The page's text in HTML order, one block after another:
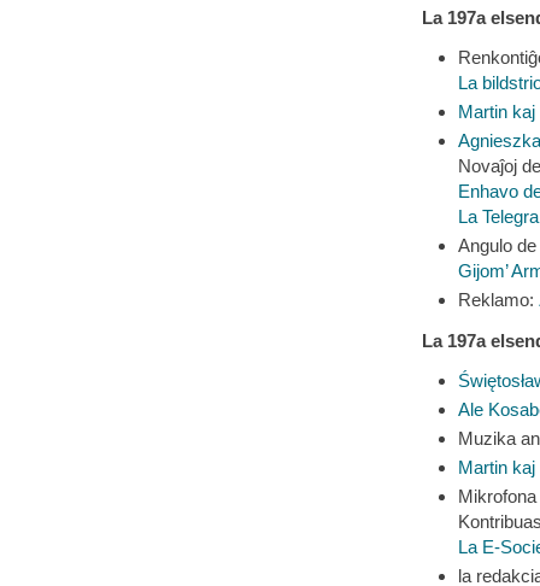
La 197a
La
Martin kaj
Novaĵoj
Enhavo
La
Angulo de
Gijom’
Reklamo:
La 197a
Ale
Muzika
Martin kaj
La E-
la